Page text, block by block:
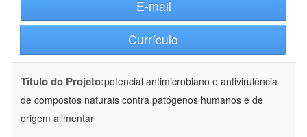
E-mail
Currículo
Título do Projeto:potencial antimicrobiano e antivirulência
de compostos naturais contra patógenos humanos e de
origem alimentar